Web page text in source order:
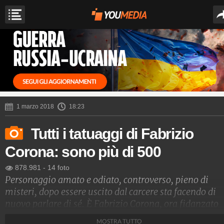
1 marzo 2018 18:23
Tutti i tatuaggi di Fabrizio
Corona: sono più di 500
878.981 - 14 foto
Personaggio amato e odiato, controverso, pieno di
misteri, dopo essere uscito dal carcere sta facendo di
nuovo parlare di sé. È Fabrizio Corona, ora fidanzato
MOSTRA TUTTO